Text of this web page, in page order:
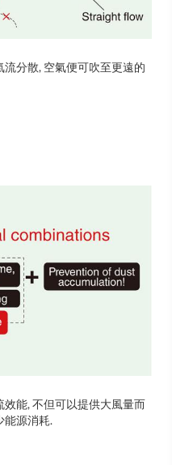
分散, 空氣便可吹至更遠的
能, 不但可以提供大風量而
能源消耗.